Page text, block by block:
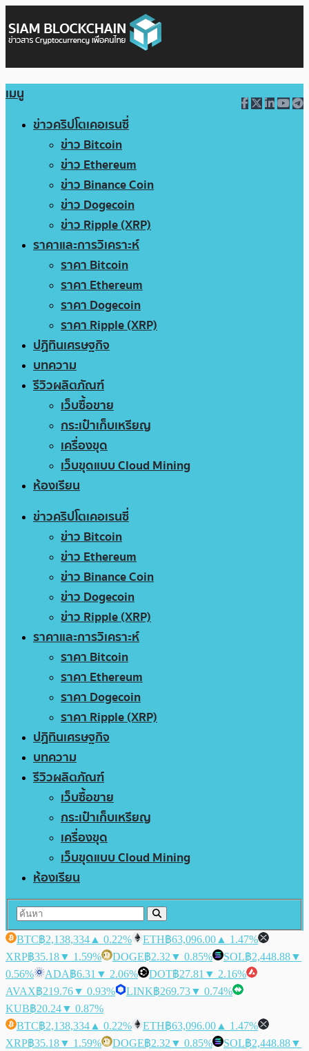
เมนู
ข่าวคริปโตเคอเรนซี่
ข่าว Bitcoin
ข่าว Ethereum
ข่าว Binance Coin
ข่าว Dogecoin
ข่าว Ripple (XRP)
ราคาและการวิเคราะห์
ราคา Bitcoin
ราคา Ethereum
ราคา Dogecoin
ราคา Ripple (XRP)
ปฏิทินเศรษฐกิจ
บทความ
รีวิวผลิตภัณฑ์
เว็บซื้อขาย
กระเป๋าเก็บเหรียญ
เครื่องขุด
เว็บขุดแบบ Cloud Mining
ห้องเรียน
ข่าวคริปโตเคอเรนซี่
ข่าว Bitcoin
ข่าว Ethereum
ข่าว Binance Coin
ข่าว Dogecoin
ข่าว Ripple (XRP)
ราคาและการวิเคราะห์
ราคา Bitcoin
ราคา Ethereum
ราคา Dogecoin
ราคา Ripple (XRP)
ปฏิทินเศรษฐกิจ
บทความ
รีวิวผลิตภัณฑ์
เว็บซื้อขาย
กระเป๋าเก็บเหรียญ
เครื่องขุด
เว็บขุดแบบ Cloud Mining
ห้องเรียน
BTC฿2,138,334 ▲ 0.22% ETH฿63,096.00 ▲ 1.47%
XRP฿35.18▼ 1.59% DOGE฿2.32 ▼ 0.85% SOL฿2,448.88▼
0.56%
ADA฿6.31 ▼ 2.06% DOT฿27.81 ▼ 2.16%
AVAX฿219.76▼ 0.93% LINK฿269.73▼ 0.74%
KUB฿20.24▼ 0.87%
BTC฿2,138,334 ▲ 0.22% ETH฿63,096.00 ▲ 1.47%
XRP฿35.18▼ 1.59% DOGE฿2.32 ▼ 0.85% SOL฿2,448.88▼